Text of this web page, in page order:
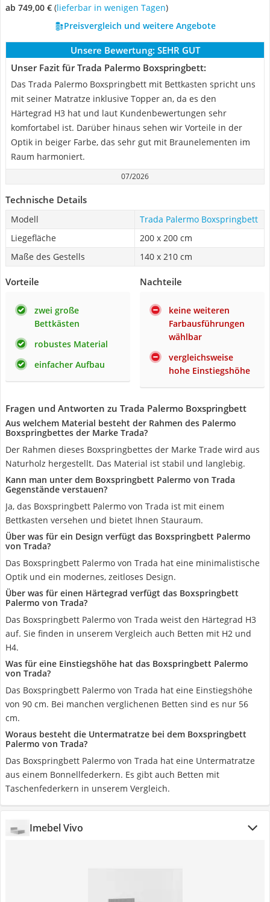
ab 749,00 € ( Lieferbar in wenigen Tagen)
Preisvergleich und weitere Angebote
Unsere Bewertung: SEHR GUT
Unser Fazit für Trada Palermo Boxspringbett:
Das Trada Palermo Boxspringbett mit Bettkasten spricht uns
mit seiner Matratze inklusive Topper an, da es den
Härtegrad H3 hat und laut Kundenbewertungen sehr
komfortabel ist. Darüber hinaus sehen wir Vorteile in der
Optik in beiger Farbe, das sehr gut mit Braunelementen im
Raum harmoniert.
07/2026
Technische Details
Modell
Trada Palermo Boxspringbett
Liegefläche
200 x 200 cm
Maße des Gestells
140 x 210 cm
Vorteile
zwei große
Bettkästen
robustes Material
einfacher Aufbau
Nachteile
keine weiteren
Farbausführungen
wählbar
vergleichsweise
hohe Einstiegshöhe
Fragen und Antworten zu Trada Palermo Boxspringbett
Aus welchem Material besteht der Rahmen des Palermo
Boxspringbettes der Marke Trada?
Der Rahmen dieses Boxspringbettes der Marke Trade wird aus
Naturholz hergestellt. Das Material ist stabil und langlebig.
Kann man unter dem Boxspringbett Palermo von Trada
Gegenstände verstauen?
Ja, das Boxspringbett Palermo von Trada ist mit einem
Bettkasten versehen und bietet Ihnen Stauraum.
Über was für ein Design verfügt das Boxspringbett Palermo
von Trada?
Das Boxspringbett Palermo von Trada hat eine minimalistische
Optik und ein modernes, zeitloses Design.
Über was für einen Härtegrad verfügt das Boxspringbett
Palermo von Trada?
Das Boxspringbett Palermo von Trada weist den Härtegrad H3
auf. Sie finden in unserem Vergleich auch Betten mit H2 und
H4.
Was für eine Einstiegshöhe hat das Boxspringbett Palermo
von Trada?
Das Boxspringbett Palermo von Trada hat eine Einstiegshöhe
von 90 cm. Bei manchen verglichenen Betten sind es nur 56
cm.
Woraus besteht die Untermatratze bei dem Boxspringbett
Palermo von Trada?
Das Boxspringbett Palermo von Trada hat eine Untermatratze
aus einem Bonnellfederkern. Es gibt auch Betten mit
Taschenfederkern in unserem Vergleich.
Imebel Vivo